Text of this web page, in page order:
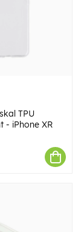
TPU
- iPhone XR